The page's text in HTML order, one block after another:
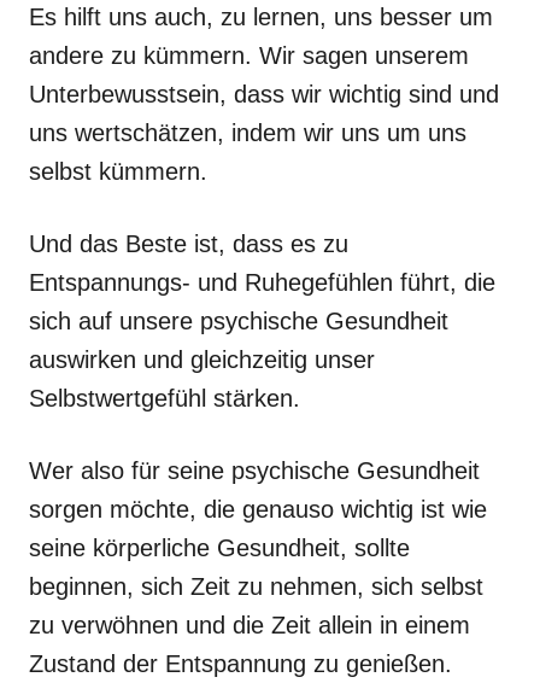
Es hilft uns auch, zu lernen, uns besser um
andere zu kümmern. Wir sagen unserem
Unterbewusstsein, dass wir wichtig sind und
uns wertschätzen, indem wir uns um uns
selbst kümmern.
Und das Beste ist, dass es zu
Entspannungs- und Ruhegefühlen führt, die
sich auf unsere psychische Gesundheit
auswirken und gleichzeitig unser
Selbstwertgefühl stärken.
Wer also für seine psychische Gesundheit
sorgen möchte, die genauso wichtig ist wie
seine körperliche Gesundheit, sollte
beginnen, sich Zeit zu nehmen, sich selbst
zu verwöhnen und die Zeit allein in einem
Zustand der Entspannung zu genießen.